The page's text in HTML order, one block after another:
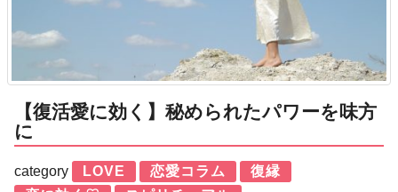
【復活愛に効く】秘められたパワーを味方
に
category LOVE 恋愛コラム
復縁